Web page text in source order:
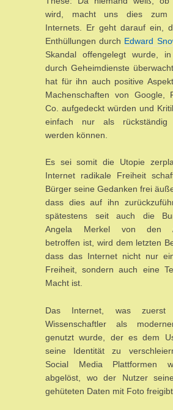
wird, macht uns dies zum
Internets. Er geht darauf ein,
Enthüllungen durch Edward
Skandal offengelegt wurde,
durch Geheimdienste
hat für ihn auch positive
Machenschaften von Google,
Co. aufgedeckt würden und
einfach nur als rückständig
werden können.
Es sei somit die Utopie
Internet radikale Freiheit
Bürger seine Gedanken frei
dass dies auf ihn
spätestens seit auch die
Angela Merkel von den
betroffen ist, wird dem letzten
dass das Internet nicht nur
Freiheit, sondern auch eine
Macht ist.
Das Internet, was zuerst
Wissenschaftler als
genutzt wurde, der es dem
seine Identität zu
Social Media Plattformen
abgelöst, wo der Nutzer
gehüteten Daten mit Foto freigibt.